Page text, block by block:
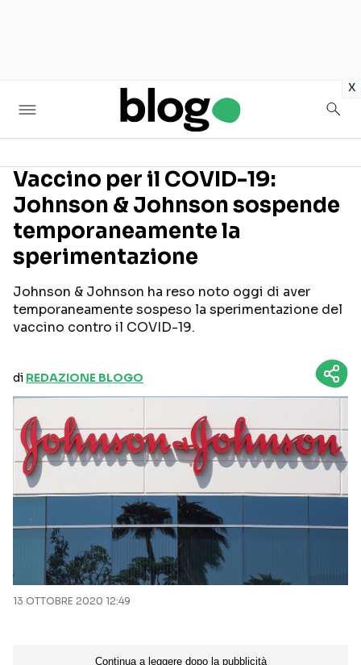
x
Seguici sui social
Vaccino per il COVID-19:
Johnson & Johnson sospende
temporaneamente la
sperimentazione
Johnson & Johnson ha reso noto oggi di aver
temporaneamente sospeso la sperimentazione del
vaccino contro il COVID-19.
di REDAZIONE BLOGO
13 OTTOBRE 2020 12:49